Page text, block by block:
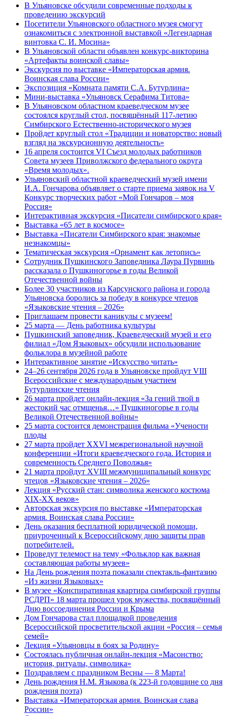
В Ульяновске обсудили современные подходы к
проведению экскурсий
Посетители Ульяновского областного музея смогут
ознакомиться с электронной выставкой «Легендарная
винтовка С. И. Мосина»
В Ульяновской области объявлен конкурс-викторина
«Артефакты воинской славы»
Экскурсия по выставке «Императорская армия.
Воинская слава России»
Экспозиция «Комната памяти С.А. Бутурлина»
Мини-выставка «Ульяновск Серафима Титова»
В Ульяновском областном краеведческом музее
состоялся круглый стол, посвящённый 117-летию
Симбирского Естественно-исторического музея
Пройдет круглый стол «Традиции и новаторство: новый
взгляд на экскурсионную деятельность»
16 апреля состоится VI Съезд молодых работников
Совета музеев Приволжского федерального округа
«Время молодых».
Ульяновский областной краеведческий музей имени
И.А. Гончарова объявляет о старте приема заявок на V
Конкурс творческих работ «Мой Гончаров – моя
Россия»
Интерактивная экскурсия «Писатели симбирского края»
Выставка «65 лет в космосе»
Выставка «Писатели Симбирского края: знакомые
незнакомцы»
Тематическая экскурсия «Орнамент как летопись»
Сотрудник Пушкинского Заповедника Лаура Пурвинь
рассказала о Пушкиногорье в годы Великой
Отечественной войны
Более 30 участников из Карсунского района и города
Ульяновска боролись за победу в конкурсе чтецов
«Языковские чтения – 2026»
Приглашаем провести каникулы с музеем!
25 марта — День работника культуры
Пушкинский заповедник, Краеведческий музей и его
филиал «Дом Языковых» обсудили использование
фольклора в музейной работе
Интерактивное занятие «Искусство читать»
24–26 сентября 2026 года в Ульяновске пройдут VIII
Всероссийские с международным участием
Бутурлинские чтения
26 марта пройдет онлайн-лекция «За гений твой в
жестокий час отмщенья…» Пушкиногорье в годы
Великой Отечественной войны»
25 марта состоится демонстрация фильма «Учености
плоды
27 марта пройдет XXVI межрегиональной научной
конференции «Итоги краеведческого года. История и
современность Среднего Поволжья»
21 марта пройдут XVIII межмуниципальный конкурс
чтецов «Языковские чтения – 2026»
Лекция «Русский стан: символика женского костюма
XIX-XX веков»
Авторская экскурсия по выставке «Императорская
армия. Воинская слава России»
День оказания бесплатной юридической помощи,
приуроченный к Всероссийскому дню защиты прав
потребителей.
Проведут телемост на тему «Фольклор как важная
составляющая работы музеев»
На День рождения поэта показали спектакль-фантазию
«Из жизни Языковых»
В музее «Конспиративная квартира симбирской группы
РСДРП» 18 марта прошел урок мужества, посвящённый
Дню воссоединения России и Крыма
Дом Гончарова стал площадкой проведения
Всероссийской просветительской акции «Россия – семья
семей»
Лекция «Ульяновцы в боях за Родину»
Состоялась публичная онлайн-лекция «Масонство:
история, ритуалы, символика»
Поздравляем с праздником Весны — 8 Марта!
День рождения Н.М. Языкова (к 223-й годовщине со дня
рождения поэта)
Выставка «Императорская армия. Воинская слава
России»